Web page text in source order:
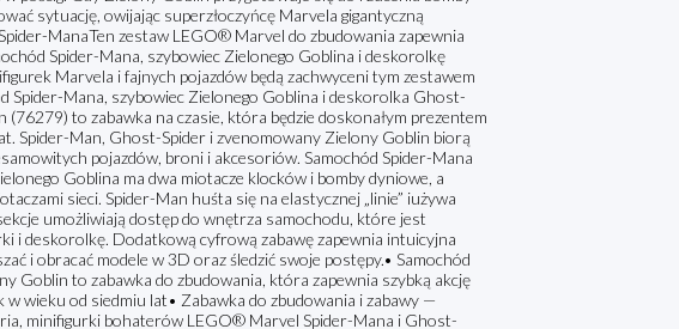
sytuację, owijając superzłoczyńcę Marvela gigantyczną
ManaTen zestaw LEGO® Marvel do zbudowania zapewnia
Spider-Mana, szybowiec Zielonego Goblina i deskorolkę
Marvela i fajnych pojazdów będą zachwyceni tym zestawem
Mana, szybowiec Zielonego Goblina i deskorolka Ghost-
to zabawka na czasie, która będzie doskonałym prezentem
Spider-Man, Ghost-Spider i zvenomowany Zielony Goblin biorą
pojazdów, broni i akcesoriów. Samochód Spider-Mana
Goblina ma dwa miotacze klocków i bomby dyniowe, a
sieci. Spider-Man huśta się na elastycznej „linie” iużywa
umożliwiają dostęp do wnętrza samochodu, które jest
i deskorolkę. Dodatkową cyfrową zabawę zapewnia intuicyjna
i obracać modele w 3D oraz śledzić swoje postępy.• Samochód
Goblin to zabawka do zbudowania, która zapewnia szybką akcję
w wieku od siedmiu lat• Zabawka do zbudowania i zabawy —
minifigurki bohaterów LEGO® Marvel Spider-Mana i Ghost-